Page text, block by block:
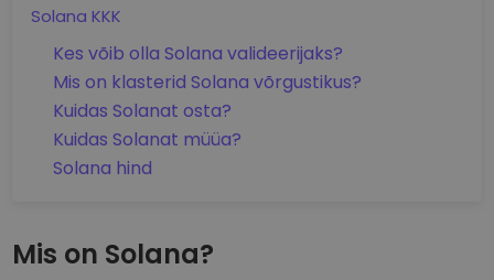
Solana KKK
Kes võib olla Solana valideerijaks?
Mis on klasterid Solana võrgustikus?
Kuidas Solanat osta?
Kuidas Solanat müüa?
Solana hind
Mis on Solana?